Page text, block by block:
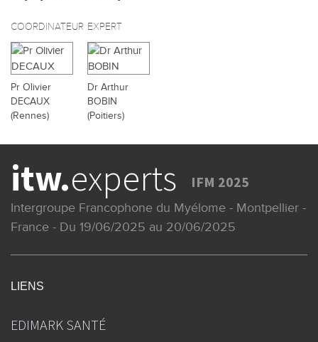
COORDINATEUR
Pr Olivier
DECAUX
(Rennes)
EXPERT
Dr Arthur
BOBIN
(Poitiers)
itw.experts IFM 2025
Intergroupe Francophone du Myélome - Montpellier -
France - Du 19/06/2025 au 20/06/2025
LIENS
EDIMARK SANTÉ